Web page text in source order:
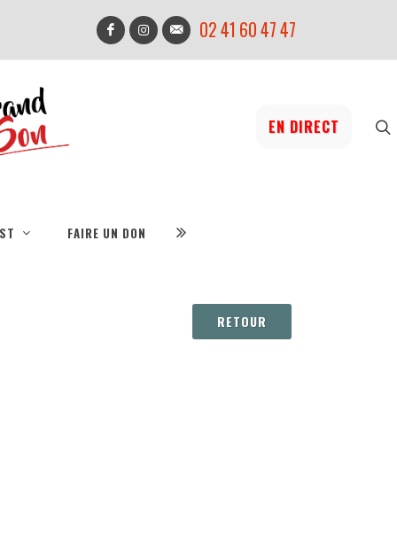
02 41 60 47 47
EN DIRECT
FAIRE UN DON
RETOUR